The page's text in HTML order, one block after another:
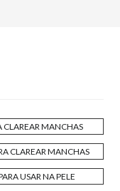
MANCHAS
CLAREAR MANCHAS
USAR NA PELE